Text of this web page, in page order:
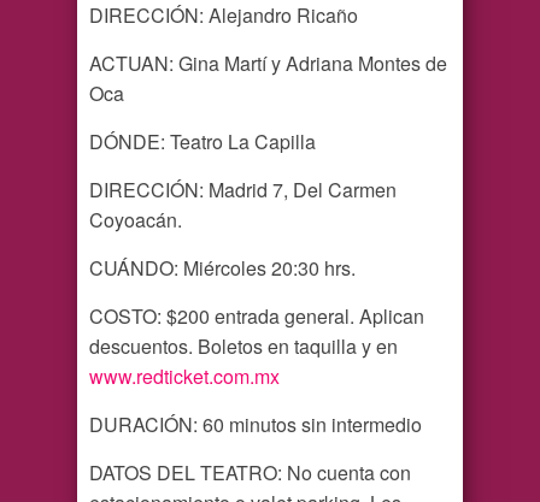
DIRECCIÓN: Alejandro Ricaño
ACTUAN: Gina Martí y Adriana Montes de
Oca
DÓNDE: Teatro La Capilla
DIRECCIÓN: Madrid 7, Del Carmen
Coyoacán.
CUÁNDO: Miércoles 20:30 hrs.
COSTO: $200 entrada general. Aplican
descuentos. Boletos en taquilla y en
www.redticket.com.mx
DURACIÓN: 60 minutos sin intermedio
DATOS DEL TEATRO: No cuenta con